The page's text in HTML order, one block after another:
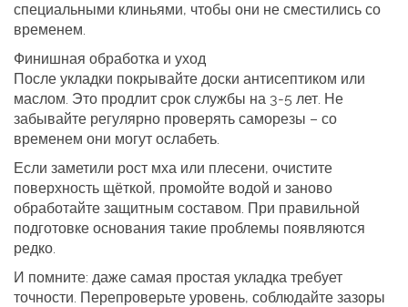
специальными клиньями, чтобы они не сместились со
временем.
Финишная обработка и уход
После укладки покрывайте доски антисептиком или
маслом. Это продлит срок службы на 3‑5 лет. Не
забывайте регулярно проверять саморезы – со
временем они могут ослабеть.
Если заметили рост мха или плесени, очистите
поверхность щёткой, промойте водой и заново
обработайте защитным составом. При правильной
подготовке основания такие проблемы появляются
редко.
И помните: даже самая простая укладка требует
точности. Перепроверьте уровень, соблюдайте зазоры